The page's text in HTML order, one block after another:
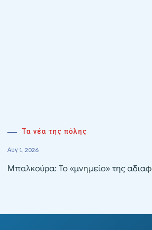
Τα νέα της πόλης
Αυγ 1, 2026
Μπαλκούρα: Το «μνημείο» της